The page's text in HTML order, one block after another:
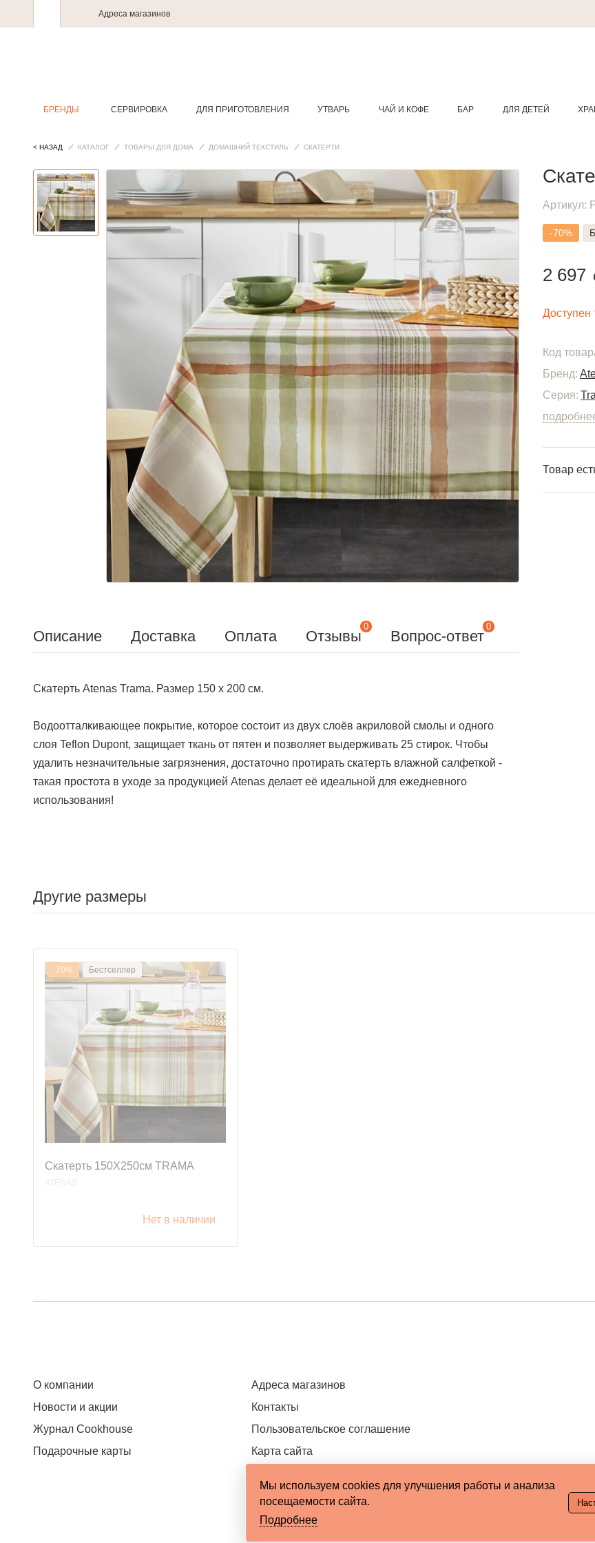
Адреса магазинов
БРЕНДЫ СЕРВИРОВКА ДЛЯ ПРИГОТОВЛЕНИЯ УТВАРЬ ЧАЙ И КОФЕ БАР ДЛЯ ДЕТЕЙ
< НАЗАД КАТАЛОГ ТОВАРЫ ДЛЯ ДОМА ДОМАШНИЙ ТЕКСТИЛЬ СКАТЕРТИ
Описание Доставка Оплата Отзывы
0
Вопрос-ответ
0
Скатерть Atenas Trama. Размер 150 х 200 см.
Водоотталкивающее покрытие, которое состоит из двух слоёв акриловой смолы и одного
слоя Teflon Dupont, защищает ткань от пятен и позволяет выдерживать 25 стирок. Чтобы
удалить незначительные загрязнения, достаточно протирать скатерть влажной салфеткой -
такая простота в уходе за продукцией Atenas делает её идеальной для ежедневного
использования!
Артикул:
-70%
2 697
Доступен
Код
Бренд:
Серия:
Товар
Другие размеры
-70% Бестселлер
Скатерть 150X250см TRAMA
ATENAS
Нет в наличии
О компании
Новости и акции
Журнал Cookhouse
Подарочные карты
Адреса магазинов
Контакты
Пользовательское соглашение
Карта сайта
Мы используем cookies для улучшения работы и анализа
посещаемости сайта.
Подробнее